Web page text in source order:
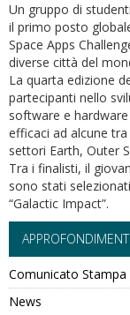
Un gruppo di
il primo posto
Space Apps
diverse città del
La quarta edizione
partecipanti nello
software e
efficaci ad alcune
settori Earth, Outer
Tra i finalisti, il
sono stati
“Galactic Impact”.
APPROFONDIMENTI
Comunicato Stampa
News